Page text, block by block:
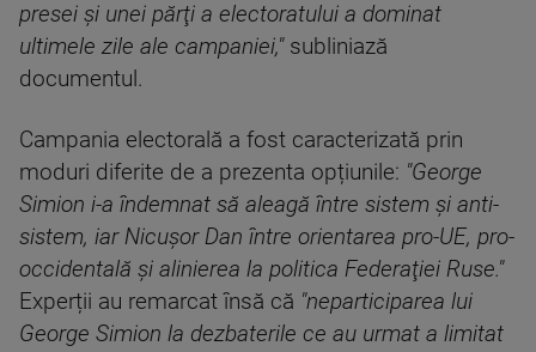
presei şi unei părţi a electoratului a dominat
ultimele zile ale campaniei,"subliniază
documentul.
Campania electorală a fost caracterizată prin
moduri diferite de a prezenta opțiunile: "George
Simion i-a îndemnat să aleagă între sistem şi anti-
sistem, iar Nicuşor Dan între orientarea pro-UE, pro-
occidentală şi alinierea la politica Federaţiei Ruse."
Experții au remarcat însă că "neparticiparea lui
George Simion la dezbaterile ce au urmat a limitat